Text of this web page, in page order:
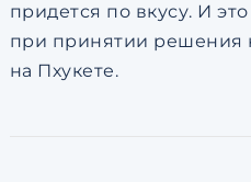
придется по вкусу. И
при принятии решения
на Пхукете.